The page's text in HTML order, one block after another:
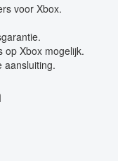
voor Xbox.
op Xbox mogelijk.
aansluiting.